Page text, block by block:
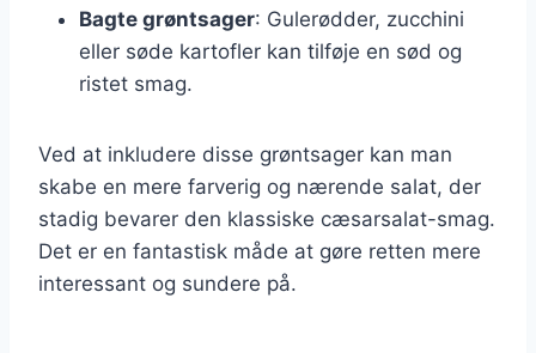
Bagte grøntsager: Gulerødder, zucchini
eller søde kartofler kan tilføje en sød og
ristet smag.
Ved at inkludere disse grøntsager kan man
skabe en mere farverig og nærende salat, der
stadig bevarer den klassiske cæsarsalat-smag.
Det er en fantastisk måde at gøre retten mere
interessant og sundere på.